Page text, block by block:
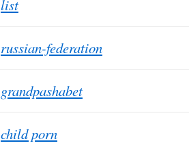
list
russian-federation
grandpashabet
child porn